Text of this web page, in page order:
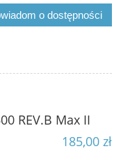
o dostępności
REV.B Max II
185,00 zł